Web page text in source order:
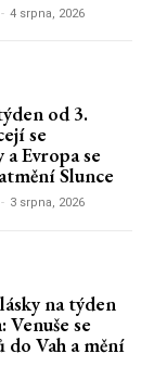
- 4 srpna, 2026
od 3.
se
Evropa se
Slunce
- 3 srpna, 2026
na týden
Venuše se
Vah a mění